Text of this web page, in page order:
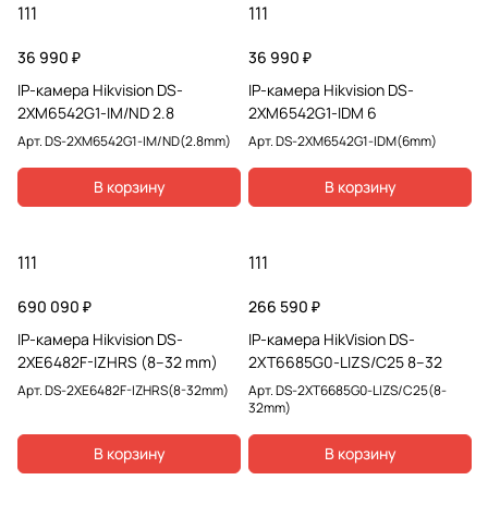
111
36 990 ₽
IP-камера Hikvision DS-
2XM6542G1-IM/ND 2.8
Арт.DS-2XM6542G1-IM/ND(2.8mm)
В корзину
111
36 990 ₽
IP-камера Hikvision DS-
2XM6542G1-IDM 6
Арт.DS-2XM6542G1-IDM(6mm)
В корзину
111
690 090 ₽
IP-камера Hikvision DS-
2XE6482F-IZHRS (8–32 mm)
Арт.DS-2XE6482F-IZHRS(8-32mm)
В корзину
111
266 590 ₽
IP-камера HikVision DS-
2XT6685G0-LIZS/C25 8–32
Арт.DS-2XT6685G0-LIZS/C25(8-
32mm)
В корзину